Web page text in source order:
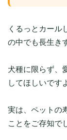
くるっとカール
の中でも長生き
犬種に限らず、
してほしいです
実は、ペットの
ことをご存知で